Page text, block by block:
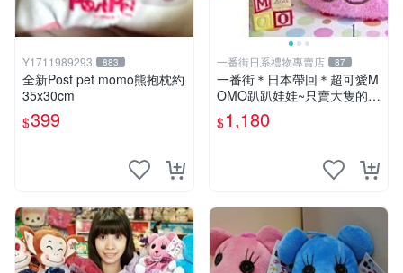
Y1711989293 883
全新Post pet momo熊抱枕約
35x30cm
$399
一番街日系禮物專賣店 87
一番街＊日本帶回＊超可愛M
OMO趴趴娃娃~只賣大隻的1
號~單隻價～生日禮物
$1,180